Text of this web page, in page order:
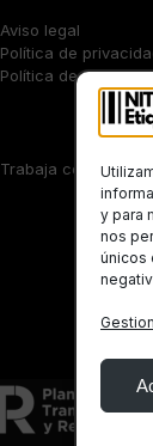
y para
nos
únicos
Aviso legal
Política de
Política de cookies
Trabaja con